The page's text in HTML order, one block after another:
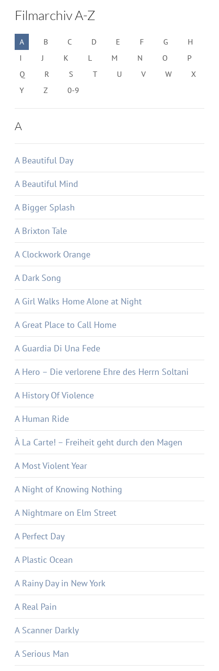
Filmarchiv A-Z
A B C D E F G
H
I
J K L M N O
P
Q
R S T U V W
X
Y
Z 0-9
A
A Beautiful Day
A Beautiful Mind
A Bigger Splash
A Brixton Tale
A Clockwork Orange
A Dark Song
A Girl Walks Home Alone at Night
A Great Place to Call Home
A Guardia Di Una Fede
A Hero – Die verlorene Ehre des Herrn Soltani
A History Of Violence
A Human Ride
À La Carte! – Freiheit geht durch den Magen
A Most Violent Year
A Night of Knowing Nothing
A Nightmare on Elm Street
A Perfect Day
A Plastic Ocean
A Rainy Day in New York
A Real Pain
A Scanner Darkly
A Serious Man